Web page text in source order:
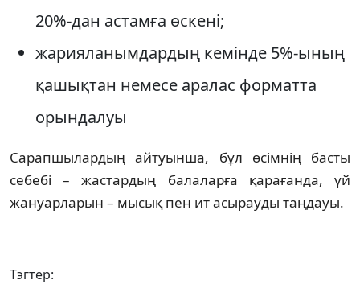
20%-дан астамға өскені;
жарияланымдардың кемінде 5%-ының
қашықтан немесе аралас форматта
орындалуы
Сарапшылардың айтуынша, бұл өсімнің басты
себебі – жастардың балаларға қарағанда, үй
жануарларын – мысық пен ит асырауды таңдауы.
Тэгтер: